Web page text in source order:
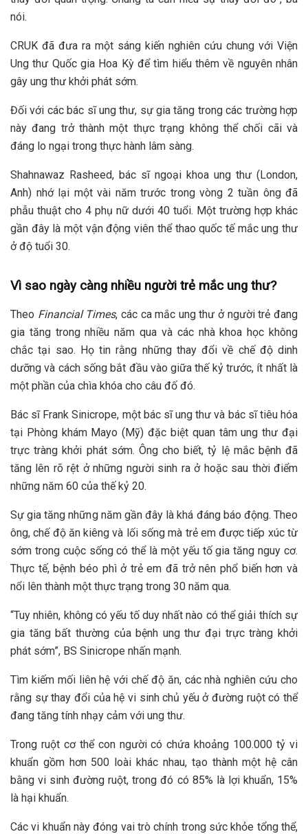
nói.
CRUK đã đưa ra một sáng kiến nghiên cứu chung với Viện
Ung thư Quốc gia Hoa Kỳ để tìm hiểu thêm về nguyên nhân
gây ung thư khởi phát sớm.
Đối với các bác sĩ ung thư, sự gia tăng trong các trường hợp
này đang trở thành một thực trạng không thể chối cãi và
đáng lo ngại trong thực hành lâm sàng.
Shahnawaz Rasheed, bác sĩ ngoại khoa ung thư (London,
Anh) nhớ lại một vài năm trước trong vòng 2 tuần ông đã
phẫu thuật cho 4 phụ nữ dưới 40 tuổi. Một trường hợp khác
gần đây là một vận động viên thể thao quốc tế mắc ung thư
ở độ tuổi 30.
Vì sao ngày càng nhiều người trẻ mắc ung thư?
Theo Financial Times, các ca mắc ung thư ở người trẻ đang
gia tăng trong nhiều năm qua và các nhà khoa học không
chắc tại sao. Họ tin rằng những thay đổi về chế độ dinh
dưỡng và cách sống bắt đầu vào giữa thế kỷ trước, ít nhất là
một phần của chìa khóa cho câu đố đó.
Bác sĩ Frank Sinicrope, một bác sĩ ung thư và bác sĩ tiêu hóa
tại Phòng khám Mayo (Mỹ) đặc biệt quan tâm ung thư đại
trực tràng khởi phát sớm. Ông cho biết, tỷ lệ mắc bệnh đã
tăng lên rõ rệt ở những người sinh ra ở hoặc sau thời điểm
những năm 60 của thế kỷ 20.
Sự gia tăng những năm gần đây là khá đáng báo động. Theo
ông, chế độ ăn kiêng và lối sống mà trẻ em được tiếp xúc từ
sớm trong cuộc sống có thể là một yếu tố gia tăng nguy cơ.
Thực tế, bệnh béo phì ở trẻ em đã trở nên phổ biến hơn và
nổi lên thành một thực trạng trong 30 năm qua.
“Tuy nhiên, không có yếu tố duy nhất nào có thể giải thích sự
gia tăng bất thường của bệnh ung thư đại trực tràng khởi
phát sớm”, BS Sinicrope nhấn mạnh.
Tìm kiếm mối liên hệ với chế độ ăn, các nhà nghiên cứu cho
rằng sự thay đổi của hệ vi sinh chủ yếu ở đường ruột có thể
đang tăng tính nhạy cảm với ung thư.
Trong ruột cơ thể con người có chứa khoảng 100.000 tỷ vi
khuẩn gồm hơn 500 loài khác nhau, tạo thành một hệ cân
bằng vi sinh đường ruột, trong đó có 85% là lợi khuẩn, 15%
là hại khuẩn.
Các vi khuẩn này đóng vai trò chính trong sức khỏe tổng thể,